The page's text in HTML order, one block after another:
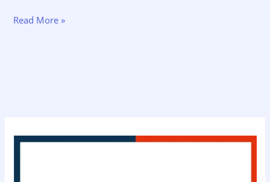
Jasa
Read More »